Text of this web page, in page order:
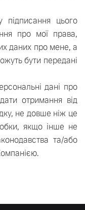
цього
про мої права,
даних про мене, а
бути передані
дані про
отримання від
не довше ніж це
якщо інше не
та/або